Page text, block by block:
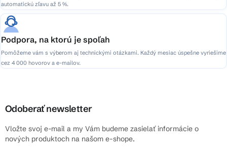
automatickú zľavu až 5 %.
Podpora, na ktorú je spoľah
Pomôžeme vám s výberom aj technickými otázkami. Každý mesiac úspešne vyriešime
cez 4 000 hovorov a e-mailov.
Odoberať newsletter
Vložte svoj e-mail a my Vám budeme zasielať informácie o
nových produktoch na našom e-shope.